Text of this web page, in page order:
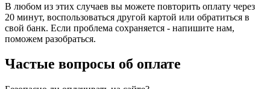
В любом из этих случаев вы можете повторить оплату через
20 минут, воспользоваться другой картой или обратиться в
свой банк. Если проблема сохраняется - напишите нам,
поможем разобраться.
Частые вопросы об оплате